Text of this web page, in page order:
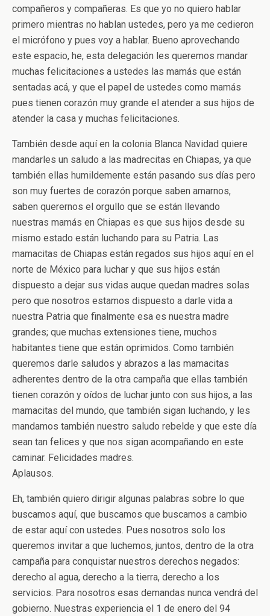
compañeros y compañeras. Es que yo no quiero hablar
primero mientras no hablan ustedes, pero ya me cedieron
el micrófono y pues voy a hablar. Bueno aprovechando
este espacio, he, esta delegación les queremos mandar
muchas felicitaciones a ustedes las mamás que están
sentadas acá, y que el papel de ustedes como mamás
pues tienen corazón muy grande el atender a sus hijos de
atender la casa y muchas felicitaciones.
También desde aquí en la colonia Blanca Navidad quiere
mandarles un saludo a las madrecitas en Chiapas, ya que
también ellas humildemente están pasando sus días pero
son muy fuertes de corazón porque saben amarnos,
saben querernos el orgullo que se están llevando
nuestras mamás en Chiapas es que sus hijos desde su
mismo estado están luchando para su Patria. Las
mamacitas de Chiapas están regados sus hijos aquí en el
norte de México para luchar y que sus hijos están
dispuesto a dejar sus vidas auque quedan madres solas
pero que nosotros estamos dispuesto a darle vida a
nuestra Patria que finalmente esa es nuestra madre
grandes; que muchas extensiones tiene, muchos
habitantes tiene que están oprimidos. Como también
queremos darle saludos y abrazos a las mamacitas
adherentes dentro de la otra campaña que ellas también
tienen corazón y oídos de luchar junto con sus hijos, a las
mamacitas del mundo, que también sigan luchando, y les
mandamos también nuestro saludo rebelde y que este día
sean tan felices y que nos sigan acompañando en este
caminar. Felicidades madres.
Aplausos.
Eh, también quiero dirigir algunas palabras sobre lo que
buscamos aquí, que buscamos que buscamos a cambio
de estar aquí con ustedes. Pues nosotros solo los
queremos invitar a que luchemos, juntos, dentro de la otra
campaña para conquistar nuestros derechos negados:
derecho al agua, derecho a la tierra, derecho a los
servicios. Para nosotros esas demandas nunca vendrá del
gobierno. Nuestras experiencia el 1 de enero del 94